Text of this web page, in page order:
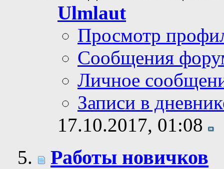
Ulmlaut
Просмотр
Сообщения
Личное
Записи в
17.10.2017, 01:08
Работы новичков